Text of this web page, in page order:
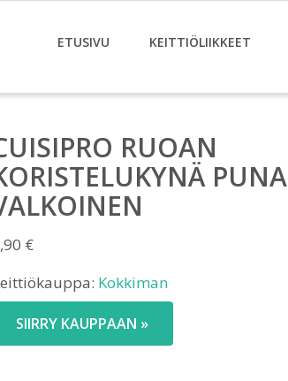
ETUSIVU KEITTIÖLIIKKEET
RUOAN
PUNA
€
Kokkiman
SIIRRY KAUPPAAN »